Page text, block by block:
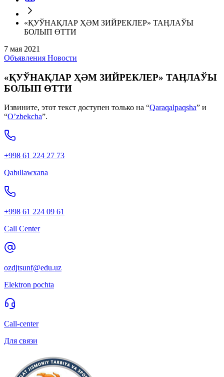
«ҚУЎНАҚЛАР ҲӘМ ЗИЙРЕКЛЕР» ТАӉЛАЎЫ
БОЛЫП ӨТТИ
7 мая 2021
Объявления Новости
«ҚУЎНАҚЛАР ҲӘМ ЗИЙРЕКЛЕР» ТАӉЛАЎЫ
БОЛЫП ӨТТИ
Извините, этот текст доступен только на “Qaraqalpaqsha” и
“O’zbekcha”.
+998 61 224 27 73
Qabıllawxana
+998 61 224 09 61
Call Center
ozdjtsunf@edu.uz
Elektron pochta
Call-center
Для связи